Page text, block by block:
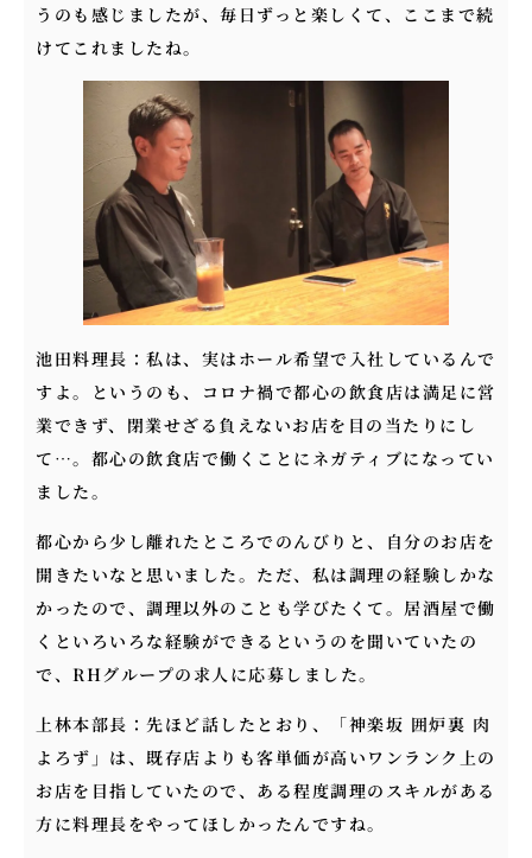
うのも感じましたが、毎日ずっと楽しくて、ここまで続
けてこれましたね。
池田料理長：私は、実はホール希望で入社しているんで
すよ。というのも、コロナ禍で都心の飲食店は満足に営
業できず、閉業せざる負えないお店を目の当たりにし
て…。都心の飲食店で働くことにネガティブになってい
ました。
都心から少し離れたところでのんびりと、自分のお店を
開きたいなと思いました。ただ、私は調理の経験しかな
かったので、調理以外のことも学びたくて。居酒屋で働
くといろいろな経験ができるというのを聞いていたの
で、RHグループの求人に応募しました。
上林本部長：先ほど話したとおり、「神楽坂 囲炉裏 肉
よろず」は、既存店よりも客単価が高いワンランク上の
お店を目指していたので、ある程度調理のスキルがある
方に料理長をやってほしかったんですね。